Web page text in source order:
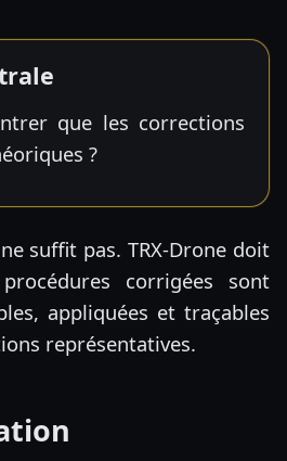
que les corrections
?
suffit pas. TRX-Drone doit
corrigées sont
appliquées et traçables
représentatives.